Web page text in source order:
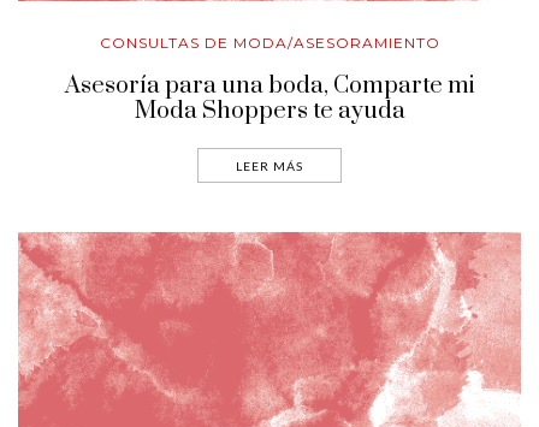
CONSULTAS DE MODA/ASESORAMIENTO
Asesoría para una boda, Comparte mi
Moda Shoppers te ayuda
LEER MÁS